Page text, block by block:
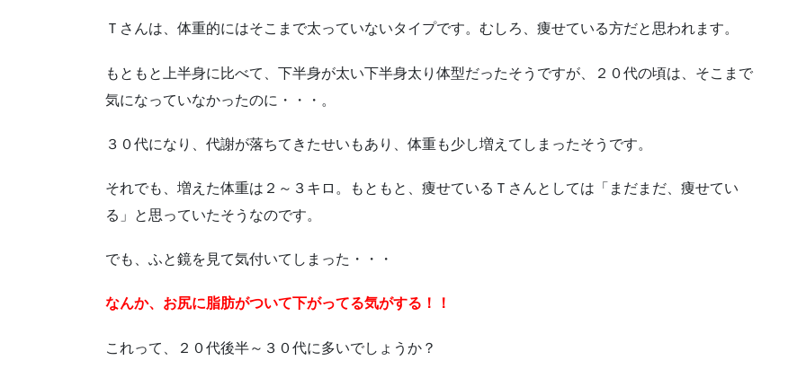
Ｔさんは、体重的にはそこまで太っていないタイプです。むしろ、痩せている方だと思われます。
もともと上半身に比べて、下半身が太い下半身太り体型だったそうですが、２０代の頃は、そこまで
気になっていなかったのに・・・。
３０代になり、代謝が落ちてきたせいもあり、体重も少し増えてしまったそうです。
それでも、増えた体重は２～３キロ。もともと、痩せているＴさんとしては「まだまだ、痩せてい
る」と思っていたそうなのです。
でも、ふと鏡を見て気付いてしまった・・・
なんか、お尻に脂肪がついて下がってる気がする！！
これって、２０代後半～３０代に多いでしょうか？